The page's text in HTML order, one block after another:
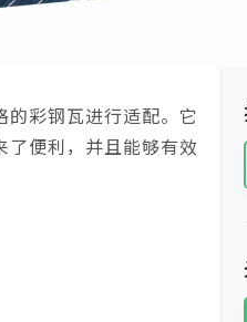
彩钢瓦进行适配。它
了便利，并且能够有效